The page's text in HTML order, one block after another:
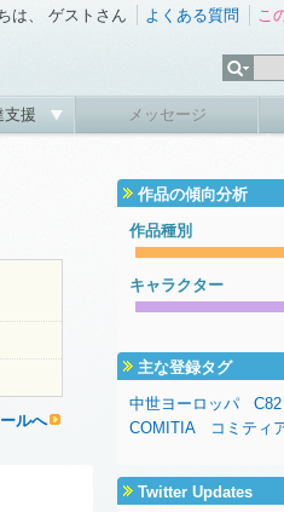
は、 ゲストさん よくある質問 こ
支援 メッセージ
ルへ
作品の傾向分析
作品種別
キャラクター
主な登録タグ
中世ヨーロッパ
C82
COMITIA
コミティ
Twitter Updates